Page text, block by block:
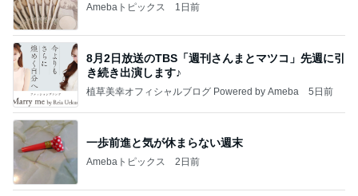
Amebaトピックス 1日前
8月2日放送のTBS「週刊さんまとマツコ」先週に引
き続き出演します♪
植草美幸オフィシャルブログ Powered by Ameba 5日前
一歩前進と気が休まらない週末
Amebaトピックス 2日前